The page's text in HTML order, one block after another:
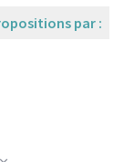
par :